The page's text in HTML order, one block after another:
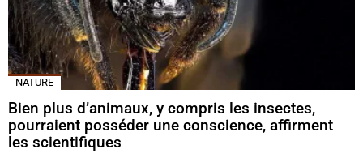
NATURE
Bien plus d’animaux, y compris les insectes,
pourraient posséder une conscience, affirment
les scientifiques